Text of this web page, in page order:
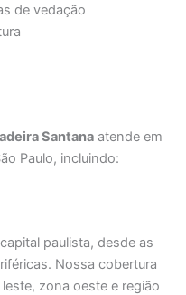
de vedação
Santana atende em
Paulo, incluindo:
paulista, desde as
Nossa cobertura
zona oeste e região